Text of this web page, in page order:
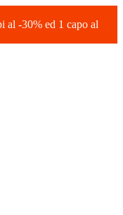
al -30% ed 1 capo al